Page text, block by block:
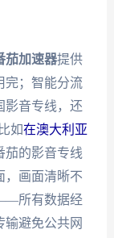
茄加速器提供
完；智能分流
影音专线，还
如在澳大利亚
茄的影音专线
，画面清晰不
所有数据经
避免公共网